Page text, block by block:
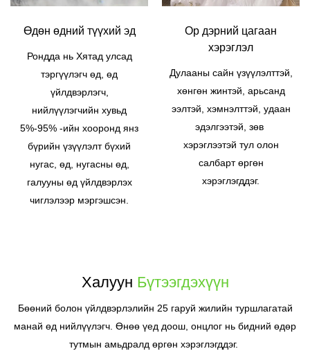
Өдөн өдний түүхий эд
Рондда нь Хятад улсад
тэргүүлэгч өд, өд
үйлдвэрлэгч,
нийлүүлэгчийн хувьд
5%-95% -ийн хооронд янз
бүрийн үзүүлэлт бүхий
нугас, өд, нугасны өд,
галууны өд үйлдвэрлэх
чиглэлээр мэргэшсэн.
Ор дэрний цагаан
хэрэглэл
Дулааны сайн үзүүлэлттэй,
хөнгөн жинтэй, арьсанд
ээлтэй, хэмнэлттэй, удаан
эдэлгээтэй, зөв ​​
хэрэглээтэй тул олон
салбарт өргөн
хэрэглэгддэг.
Халуун Бүтээгдэхүүн
Бөөний болон үйлдвэрлэлийн 25 гаруй жилийн туршлагатай
манай өд нийлүүлэгч. Өнөө үед доош, онцлог нь бидний өдөр
тутмын амьдралд өргөн хэрэглэгддэг.